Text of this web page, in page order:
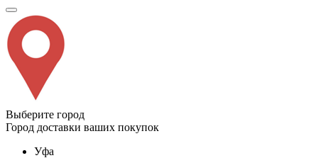
Выберите город
Город доставки ваших покупок
Уфа